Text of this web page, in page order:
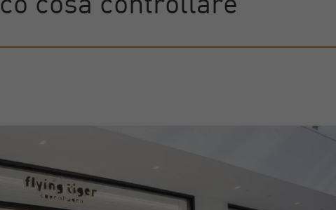
cosa controllare